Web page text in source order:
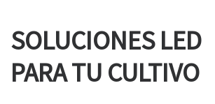
SOLUCIONES LED
PARA TU CULTIVO